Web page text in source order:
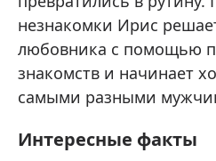
незнакомки Ирис
любовника с помощью
знакомств и начинает
самыми разными
Интересные факты